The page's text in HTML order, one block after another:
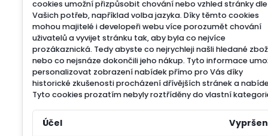
cookies umožní přizpůsobit chování nebo vzhled stránky dle
Vašich potřeb, například volba jazyka. Díky těmto cookies
mohou majitelé i developeři webu více porozumět chování
uživatelů a vyvijet stránku tak, aby byla co nejvíce
prozákaznická. Tedy abyste co nejrychleji našli hledané
nebo co nejsnáze dokončili jeho nákup. Tyto informace
personalizovat zobrazení nabídek přímo pro Vás díky
historické zkušenosti procházení dřívějších stránek a
Tyto cookies prozatím nebyly roztříděny do vlastní
Účel